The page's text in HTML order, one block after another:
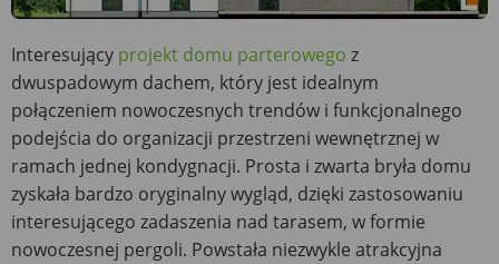
Interesujący projekt domu parterowego z
dwuspadowym dachem, który jest idealnym
połączeniem nowoczesnych trendów i funkcjonalnego
podejścia do organizacji przestrzeni wewnętrznej w
ramach jednej kondygnacji. Prosta i zwarta bryła domu
zyskała bardzo oryginalny wygląd, dzięki zastosowaniu
interesującego zadaszenia nad tarasem, w formie
nowoczesnej pergoli. Powstała niezwykle atrakcyjna